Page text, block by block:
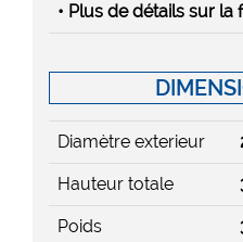
• Plus de détails sur la
Diamètre exterieur
Hauteur totale
Poids